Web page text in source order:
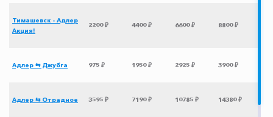
Тимашевск - Адлер
Акция!
2200 ₽ 4400 ₽ 6600 ₽ 8800 ₽
Адлер ⇆ Джубга 975 ₽ 1950 ₽ 2925 ₽ 3900 ₽
Адлер ⇆ Отрадное 3595 ₽ 7190 ₽ 10785 ₽ 14380 ₽